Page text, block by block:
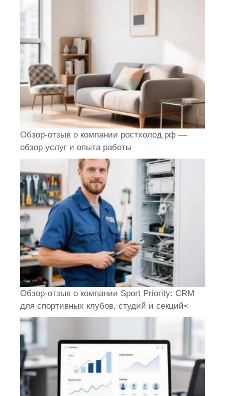
Обзор-отзыв о компании ростхолод.рф —
обзор услуг и опыта работы
Обзор-отзыв о компании Sport Priority: CRM
для спортивных клубов, студий и секций<